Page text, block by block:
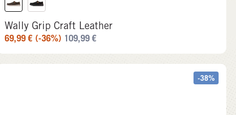
Wally Grip Craft Leather
69,99€ (-36%) 109,99€
-38%